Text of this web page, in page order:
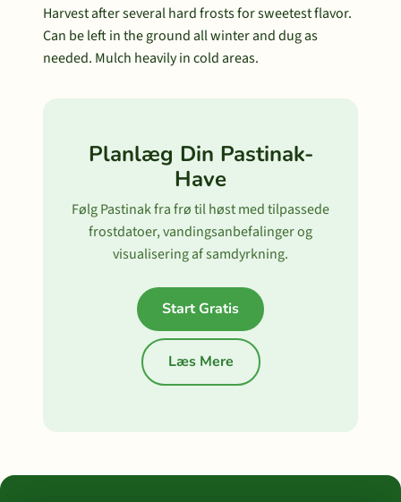
Harvest after several hard frosts for sweetest flavor.
Can be left in the ground all winter and dug as
needed. Mulch heavily in cold areas.
Planlæg Din Pastinak-
Have
Følg Pastinak fra frø til høst med tilpassede
frostdatoer, vandingsanbefalinger og
visualisering af samdyrkning.
Start Gratis
Læs Mere